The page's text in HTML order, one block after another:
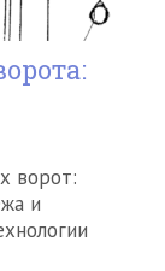
ворот:
и